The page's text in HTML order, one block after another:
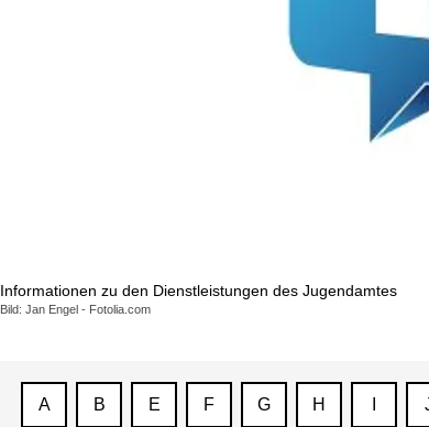
Informationen zu den Dienstleistungen des Jugendamtes
Bild: Jan Engel - Fotolia.com
A B E F G H